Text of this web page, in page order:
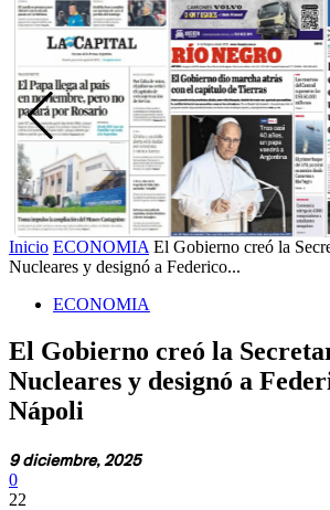
Inicio ECONOMIA El Gobierno creó la
Nucleares y designó a Federico...
ECONOMIA
El Gobierno creó la
Nucleares y designó a
Nápoli
9 diciembre, 2025
0
22